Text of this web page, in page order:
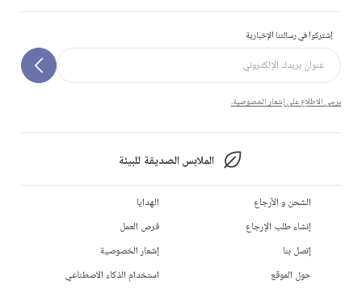
إشتركوا في رسالتنا الإخبارية
يرجى الاطلاع على إشعار الخصوصية.
الملابس الصديقة للبيئة
الشحن و الأرجاع
إنشاء طلب الإرجاع
إتصل بنا
حول الموقع
الهدايا
فرص العمل
إشعار الخصوصية
استخدام الذكاء الاصطناعي